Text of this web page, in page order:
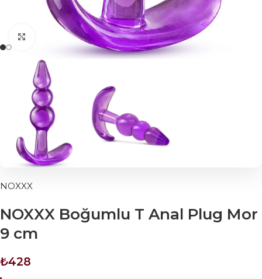
Click to enlarge
NOXXX
NOXXX Boğumlu T Anal Plug Mor
9 cm
₺428